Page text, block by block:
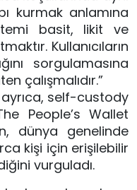
kurmak anlamına
basit, likit ve
Kullanıcıların
sorgulamasına
çalışmalıdır.”
self-custody
People’s Wallet
dünya genelinde
kişi için erişilebilir
vurguladı.